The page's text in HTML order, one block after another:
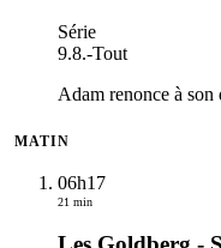
Série
9.8.-Tout
Adam renonce à
MATIN
06h17
21 min